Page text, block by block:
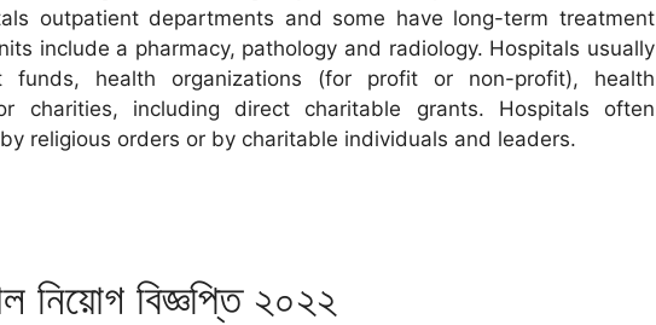
outpatient departments and some have long-term treatment
include a pharmacy, pathology and radiology. Hospitals usually
funds, health organizations (for profit or non-profit), health
charities, including direct charitable grants. Hospitals often
religious orders or by charitable individuals and leaders.
নিয়োগ বিজ্ঞপ্তি ২০২২